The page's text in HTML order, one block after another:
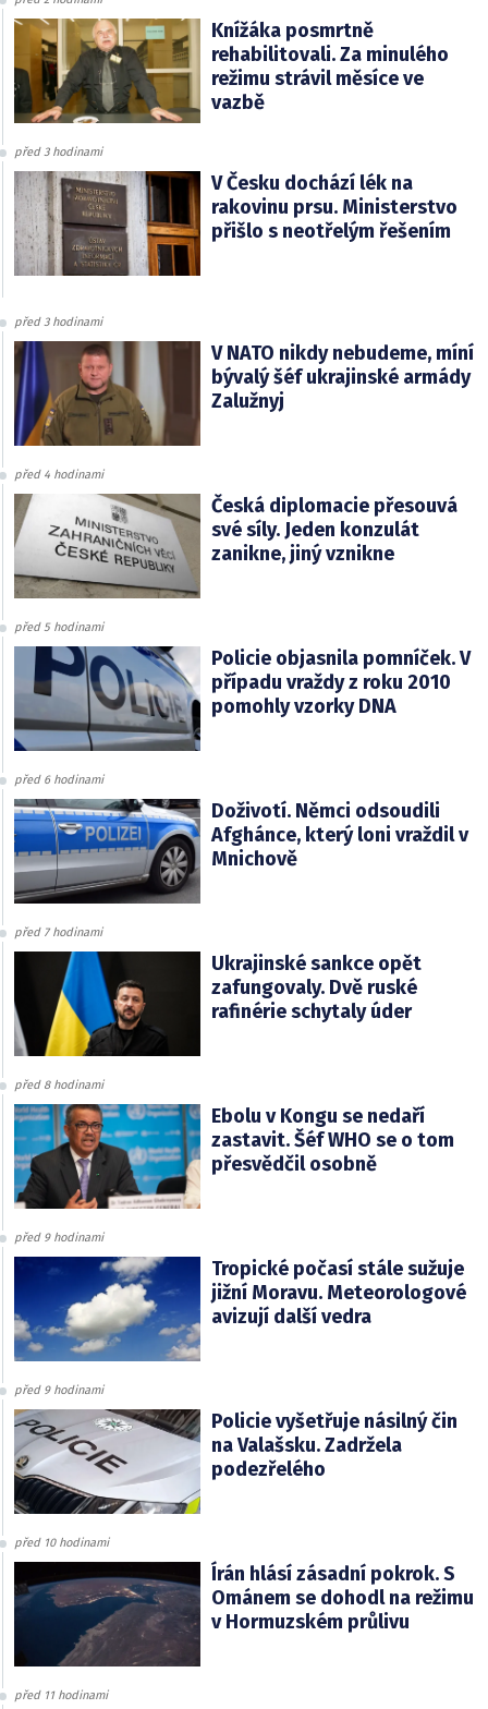
Knížáka posmrtně
rehabilitovali. Za minulého
režimu strávil měsíce ve
vazbě
před 3 hodinami
V Česku dochází lék na
rakovinu prsu. Ministerstvo
přišlo s neotřelým řešením
před 3 hodinami
V NATO nikdy nebudeme, míní
bývalý šéf ukrajinské armády
Zalužnyj
před 4 hodinami
Česká diplomacie přesouvá
své síly. Jeden konzulát
zanikne, jiný vznikne
před 5 hodinami
Policie objasnila pomníček. V
případu vraždy z roku 2010
pomohly vzorky DNA
před 6 hodinami
Doživotí. Němci odsoudili
Afghánce, který loni vraždil v
Mnichově
před 7 hodinami
Ukrajinské sankce opět
zafungovaly. Dvě ruské
rafinérie schytaly úder
před 8 hodinami
Ebolu v Kongu se nedaří
zastavit. Šéf WHO se o tom
přesvědčil osobně
před 9 hodinami
Tropické počasí stále sužuje
jižní Moravu. Meteorologové
avizují další vedra
před 9 hodinami
Policie vyšetřuje násilný čin
na Valašsku. Zadržela
podezřelého
před 10 hodinami
Írán hlásí zásadní pokrok. S
Ománem se dohodl na režimu
v Hormuzském průlivu
před 11 hodinami